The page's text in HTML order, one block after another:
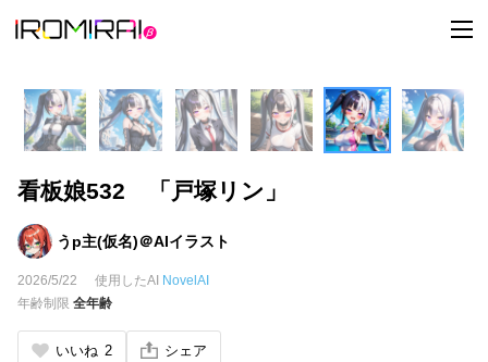
t
o
l
e
n
a
v
看板娘532 「戸塚リン」
うp主(仮名)＠AIイラスト
2026/5/22 使用したAI NovelAI
年齢制限 全年齢
いいね 2 シェア